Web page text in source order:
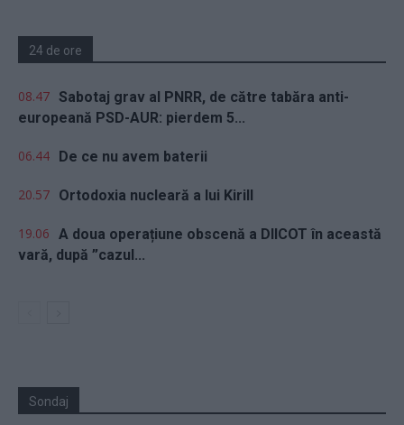
24 de ore
08.47 Sabotaj grav al PNRR, de către tabăra anti-
europeană PSD-AUR: pierdem 5...
06.44 De ce nu avem baterii
20.57 Ortodoxia nucleară a lui Kirill
19.06 A doua operațiune obscenă a DIICOT în această
vară, după ”cazul...
Sondaj